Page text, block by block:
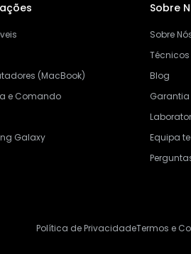
(MacBook)
e Comando
Galaxy
Sobre
Sobre
Blog
Garantia
Equipa
Política de PrivacidadeTermos e